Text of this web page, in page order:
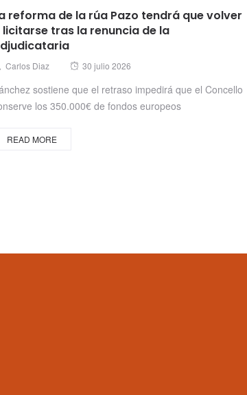
reforma de la rúa Pazo tendrá que volver
licitarse tras la renuncia de la
Author
Carlos Diaz
Posted
30 julio 2026
sostiene que el retraso impedirá que el Concello
los 350.000€ de fondos europeos
READ MORE